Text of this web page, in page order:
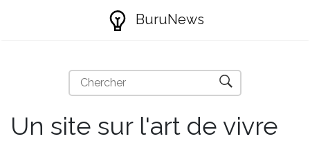
BuruNews
Un site sur l'art de vivre